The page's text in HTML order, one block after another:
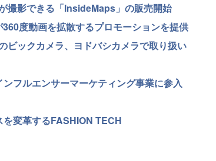
撮影できる「InsideMaps」の販売開始
度動画を拡散するプロモーションを提供
ビックカメラ、ヨドバシカメラで取り扱い
フルエンサーマーケティング事業に参入
変革するFASHION TECH